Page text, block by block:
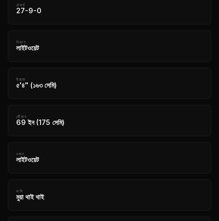
রেকর্ড
27-9-0
বিভাগ
লাইটওয়েট
উচ্চতা
৫'৪" (১৬৩ সেমি)
পৌঁছান
69 ইন (175 সেমি)
ওজন
লাইটওয়েট
ভঙ্গি
মুয়া থাই থাই